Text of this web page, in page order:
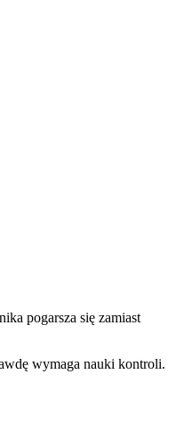
pogarsza się zamiast
wymaga nauki kontroli.